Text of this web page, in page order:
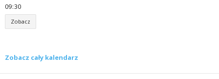
09 30
Zobacz
Zobacz cały kalendarz